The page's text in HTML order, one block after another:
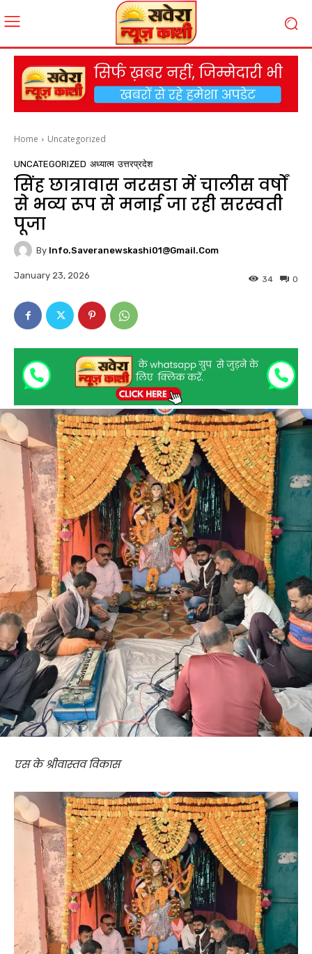
Home Uncategorized
UNCATEGORIZED अध्यात्म उत्तरप्रदेश
सिंह छात्रावास नरसडा में चालीस वर्षों
से भव्य रूप से मनाई जा रही सरस्वती
पूजा
By Info.saveranewskashi01@gmail.com
January 23, 2026 0
34
एस के श्रीवास्तव विकास